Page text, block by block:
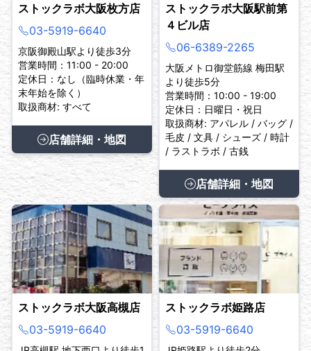
ストックラボ大阪枚方店
03-5919-6640
京阪御殿山駅より徒歩3分
営業時間：11:00 - 20:00
定休日：なし（臨時休業・年
末年始を除く）
取扱商材: すべて
店舗詳細・地図
ストックラボ大阪駅前第
４ビル店
06-6389-2265
大阪メトロ御堂筋線 梅田駅
より徒歩5分
営業時間：10:00 - 19:00
定休日：日曜日・祝日
取扱商材: アパレル / バッグ /
毛皮 / 文具 / シューズ / 時計
/ ラストラボ / 古銭
店舗詳細・地図
ストックラボ大阪高槻店
03-5919-6640
ストックラボ姫路店
03-5919-6640